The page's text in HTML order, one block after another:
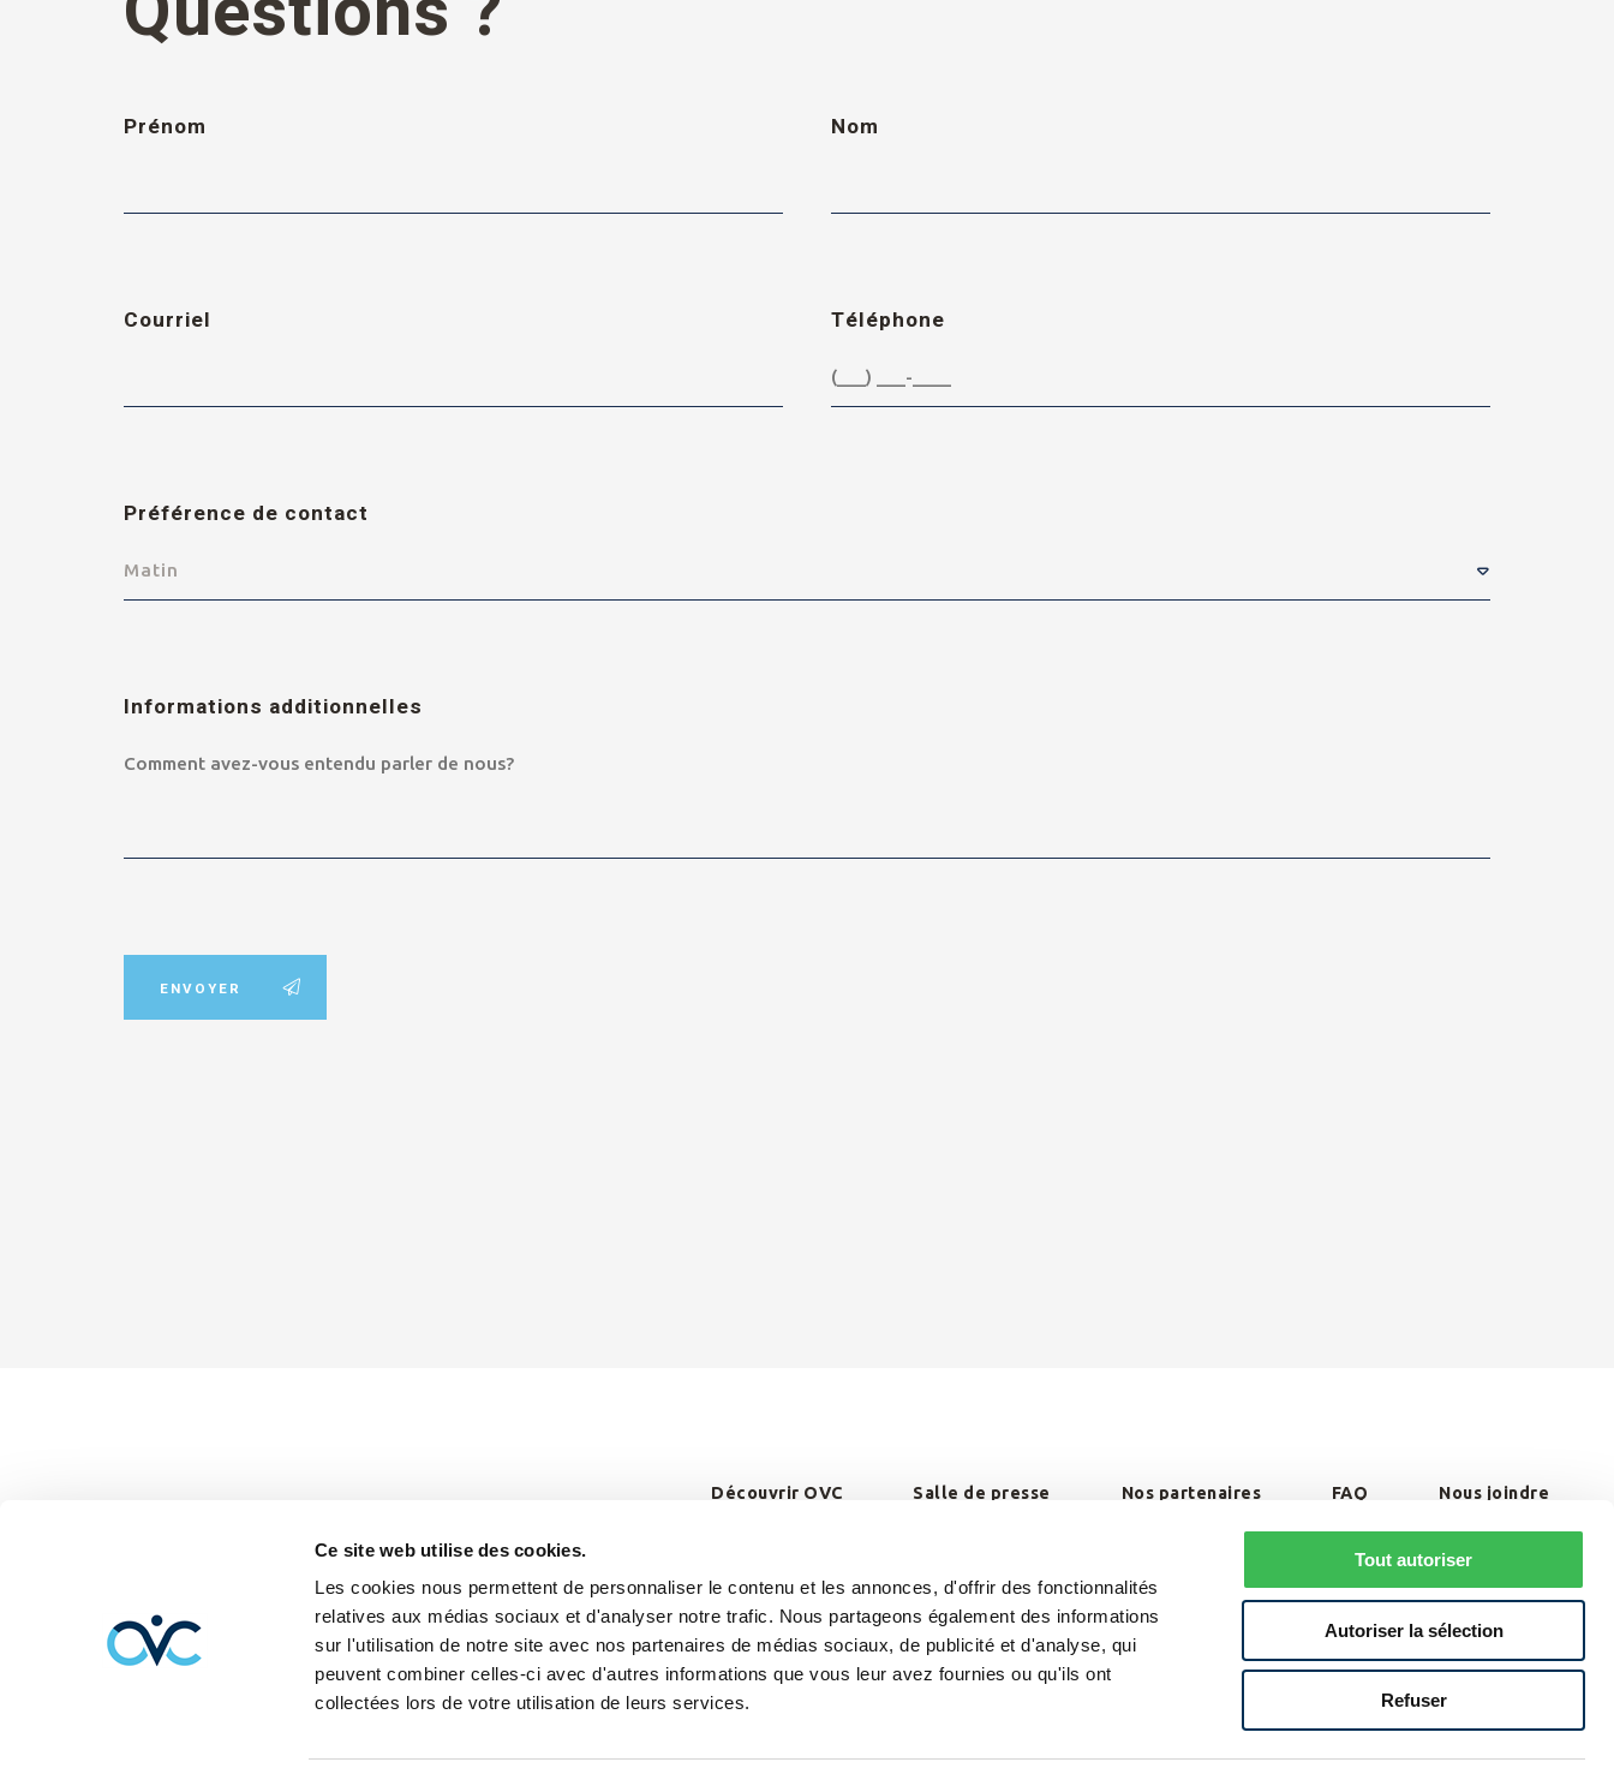
Ce site web utilise des cookies.
Les cookies nous permettent de personnaliser le contenu et les annonces, d'offrir des fonctionnalités
relatives aux médias sociaux et d'analyser notre trafic. Nous partageons également des informations
sur l'utilisation de notre site avec nos partenaires de médias sociaux, de publicité et d'analyse, qui
peuvent combiner celles-ci avec d'autres informations que vous leur avez fournies ou qu'ils ont
collectées lors de votre utilisation de leurs services.
Tout autoriser
Autoriser la sélection
Refuser
Prénom Nom
Courriel Téléphone
Préférence de contact
Matin
Informations additionnelles
ENVOYER
Découvrir OVC Salle de presse Nos partenaires FAQ Nous joindre
Traitement des plaintes et règlement de différends
Politique de confidentialité et avis légaux